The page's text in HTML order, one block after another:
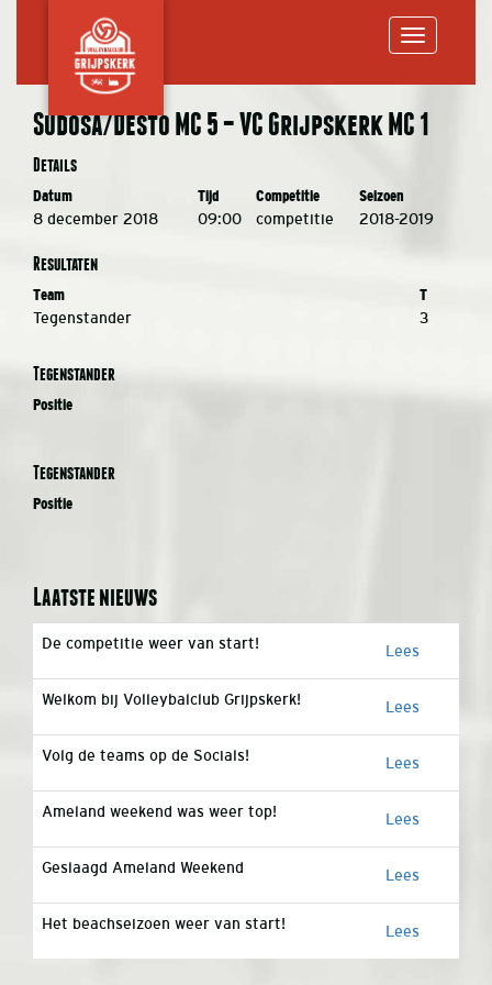
Sudosa/Desto MC 5 – VC Grijpskerk MC 1
Details
Datum Tijd Competitie Seizoen
8 december 2018 09:00 competitie 2018-2019
Resultaten
Team T
Tegenstander 3
Tegenstander
Positie
Tegenstander
Positie
Laatste nieuws
De competitie weer van start! Lees
Welkom bij Volleybalclub Grijpskerk! Lees
Volg de teams op de Socials! Lees
Ameland weekend was weer top! Lees
Geslaagd Ameland Weekend Lees
Het beachseizoen weer van start! Lees